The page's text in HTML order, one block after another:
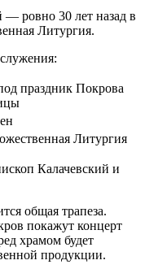
ровно 30 лет назад в
Литургия.
праздник Покрова
Литургия
Калачевский и
общая трапеза.
покажут концерт
храмом будет
продукции.